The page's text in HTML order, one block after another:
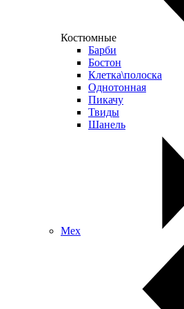
Костюмные
Барби
Бостон
Клетка\полоска
Однотонная
Пикачу
Твиды
Шанель
Мех